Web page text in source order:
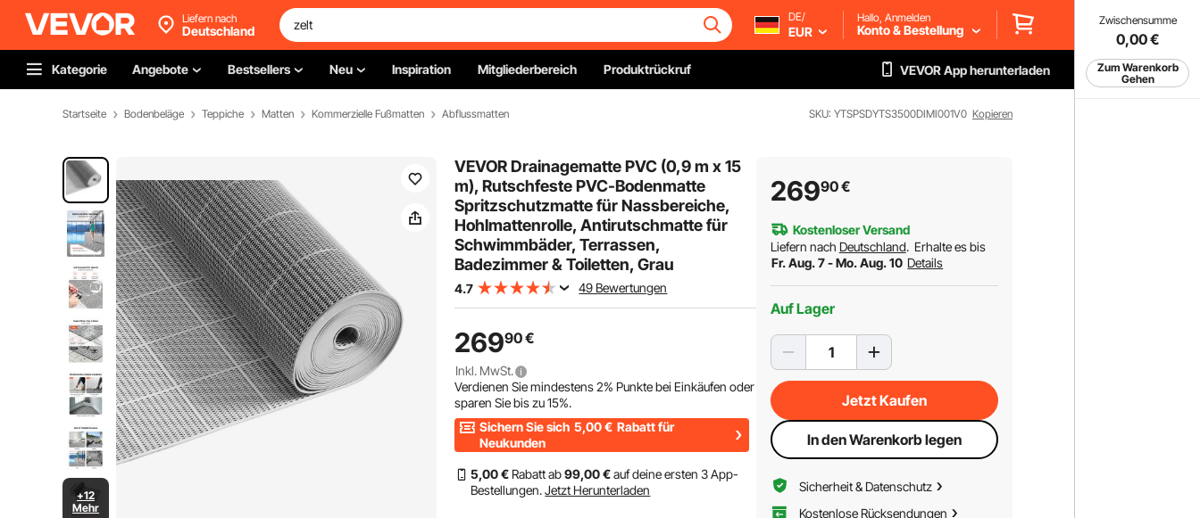
Zwischensumme
0,00€
Zum Warenkorb
Gehen
Liefern nach
Deutschland
DE/
EUR
Hallo, Anmelden
Konto & Bestellung
Kategorie Angebote Bestsellers Neu Inspiration Mitgliederbereich Produktrückruf VEVOR App herunterladen
Startseite Bodenbeläge Teppiche Matten Kommerzielle Fußmatten Abflussmatten SKU: YTSPSDYTS3500DIMI001V0 Kopieren
+12
Mehr
VEVOR Drainagematte PVC (0,9 m x 15
m), Rutschfeste PVC-Bodenmatte
Spritzschutzmatte für Nassbereiche,
Hohlmattenrolle, Antirutschmatte für
Schwimmbäder, Terrassen,
Badezimmer & Toiletten, Grau
4.7 49 Bewertungen
26990€
Inkl. MwSt.
Verdienen Sie mindestens2% Punkte bei Einkäufen oder
sparen Sie bis zu15%.
Sichern Sie sich 5,00 € Rabatt für
Neukunden
5,00 € Rabatt ab99,00 €auf deine ersten 3 App-
Bestellungen. Jetzt Herunterladen
26990€
Kostenloser Versand
Liefern nach Deutschland. Erhalte es bis
Fr. Aug. 7 - Mo. Aug. 10 Details
Auf Lager
Jetzt Kaufen
In den Warenkorb legen
Sicherheit & Datenschutz
Kostenlose Rücksendungen